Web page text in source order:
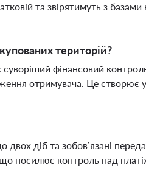
та звірятимуть з базами
територій?
фінансовий
отримувача. Це створює
діб та зобов’язані
посилює контроль над